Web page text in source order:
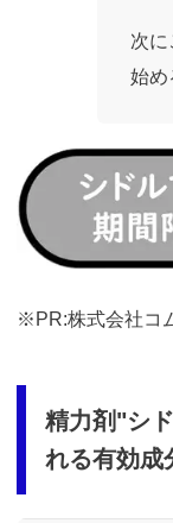
次に
始め
https://fam-
ad.com/ad/p/r?
※PR:株式会社コ
精力剤"シ
れる有効成